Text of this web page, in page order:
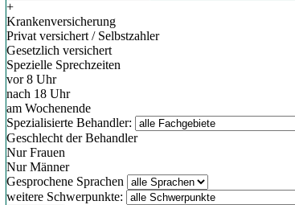
+
Krankenversicherung
Privat versichert / Selbstzahler
Gesetzlich versichert
Spezielle Sprechzeiten
vor 8 Uhr
nach 18 Uhr
am Wochenende
Spezialisierte Behandler:
Geschlecht der Behandler
Nur Frauen
Nur Männer
Gesprochene Sprachen
weitere Schwerpunkte: